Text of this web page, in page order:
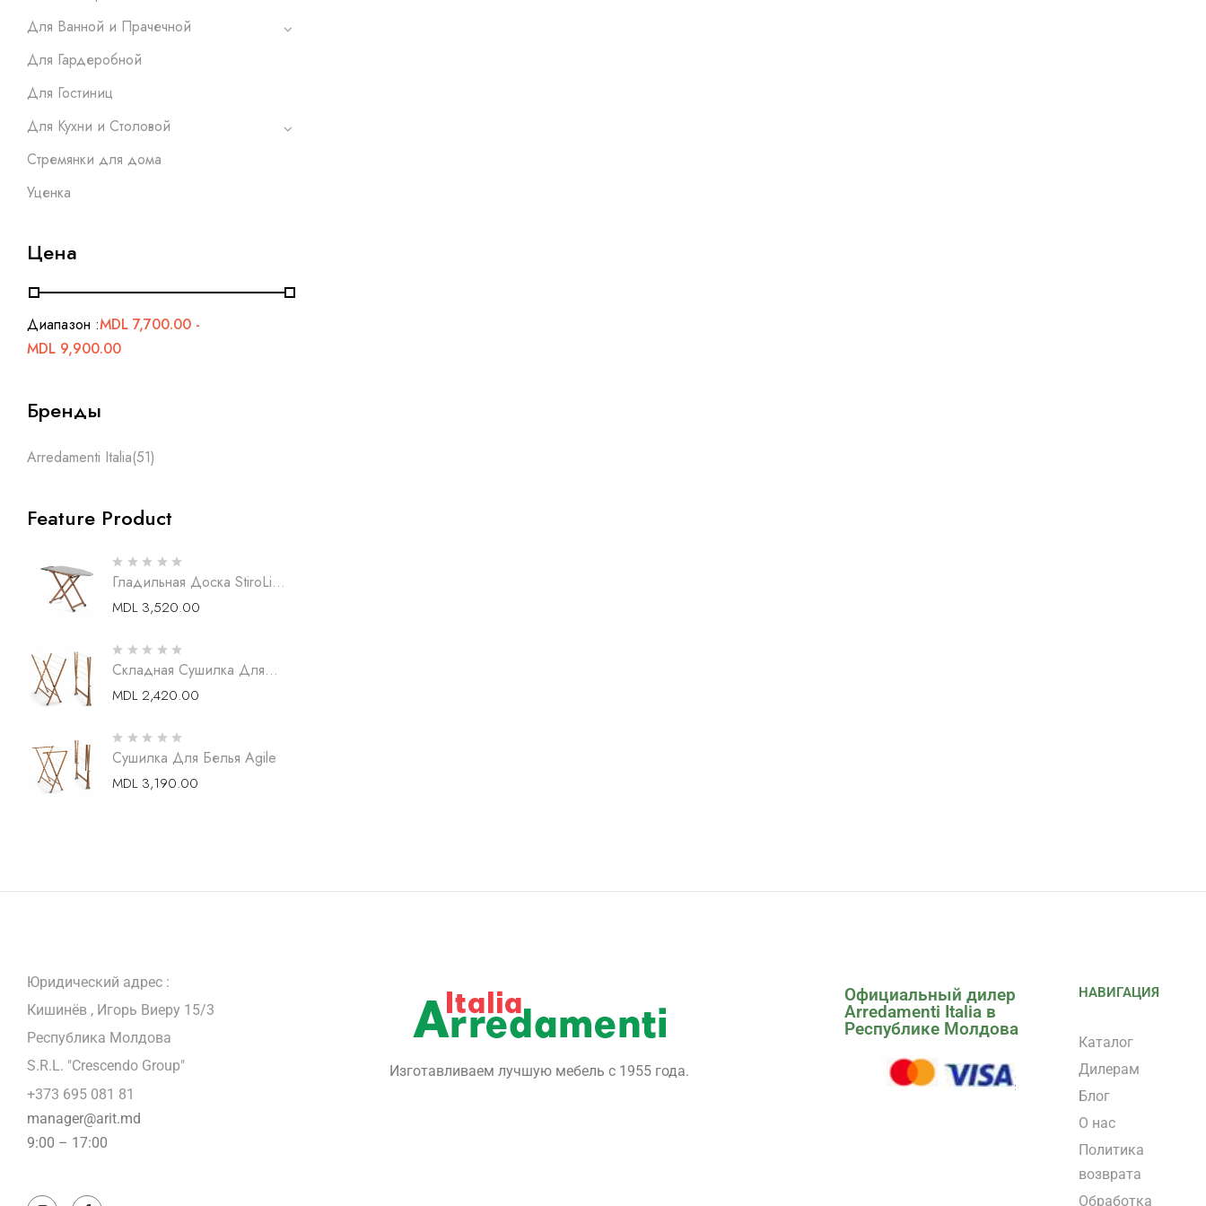
Для Ванной и Прачечной
Для Гардеробной
Для Гостиниц
Для Кухни и Столовой
Стремянки для дома
Уценка
Цена
Диапазон :MDL 7,700.00 -
MDL 9,900.00
Бренды
Arredamenti Italia(51)
Feature Product
Гладильная Доска StiroLight
Деревянная
MDL3,520.00
Складная Сушилка Для
Белья Agilyssimo
MDL2,420.00
Сушилка Для Белья Agile
MDL3,190.00
Юридический адрес :
Кишинёв , Игорь Виеру 15/3
Республика Молдова
S.R.L. "Crescendo Group"
+373 695 081 81
manager@arit.md
9:00 – 17:00
Изготавливаем лучшую мебель с 1955 года.
Официальный дилер
Arredamenti Italia в
Республике Молдова
НАВИГАЦИЯ
Каталог
Дилерам
Блог
О нас
Политика
возврата
Обработка